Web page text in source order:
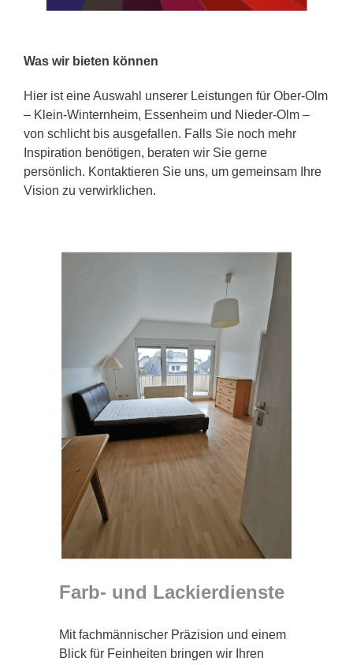
Was wir bieten können
Hier ist eine Auswahl unserer Leistungen für Ober-Olm
– Klein-Winternheim, Essenheim und Nieder-Olm –
von schlicht bis ausgefallen. Falls Sie noch mehr
Inspiration benötigen, beraten wir Sie gerne
persönlich. Kontaktieren Sie uns, um gemeinsam Ihre
Vision zu verwirklichen.
Farb- und Lackierdienste
Mit fachmännischer Präzision und einem
Blick für Feinheiten bringen wir Ihren